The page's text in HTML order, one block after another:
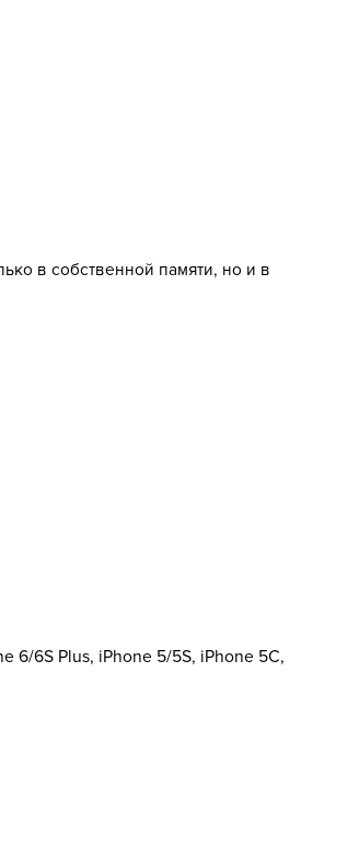
в собственной памяти, но и в
6/6S Plus, iPhone 5/5S, iPhone 5C,